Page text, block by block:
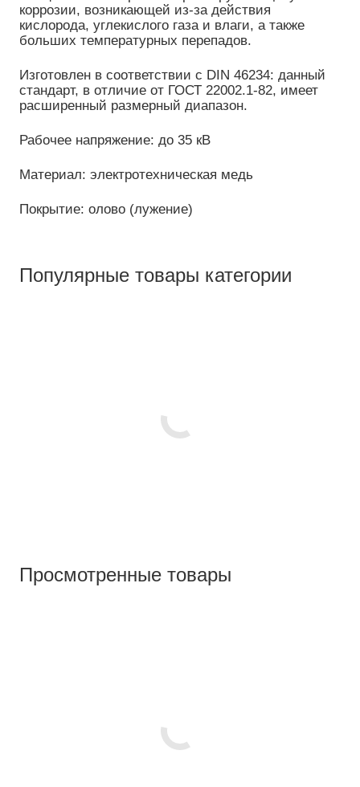
коррозии, возникающей из-за действия
кислорода, углекислого газа и влаги, а также
больших температурных перепадов.
Изготовлен в соответствии с DIN 46234: данный
стандарт, в отличие от ГОСТ 22002.1-82, имеет
расширенный размерный диапазон.
Рабочее напряжение: до 35 кВ
Материал: электротехническая медь
Покрытие: олово (лужение)
Популярные товары категории
Просмотренные товары